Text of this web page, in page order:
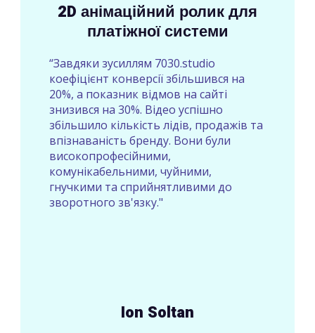
2D анімаційний ролик для
платіжної системи
“Завдяки зусиллям 7030.studio
коефіцієнт конверсії збільшився на
20%, а показник відмов на сайті
знизився на 30%. Відео успішно
збільшило кількість лідів, продажів та
впізнаваність бренду. Вони були
високопрофесійними,
комунікабельними, чуйними,
гнучкими та сприйнятливими до
зворотного зв'язку."
Ion Soltan